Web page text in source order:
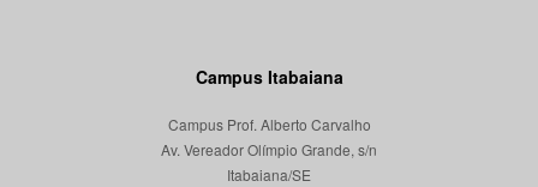
Campus Itabaiana
Campus Prof. Alberto Carvalho
Av. Vereador Olímpio Grande, s/n
Itabaiana/SE